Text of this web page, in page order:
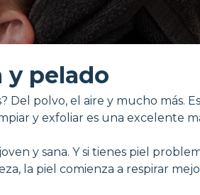
y pelado
polvo, el aire y mucho más.
y exfoliar es una excelente
y sana. Y si tienes piel
la piel comienza a respirar